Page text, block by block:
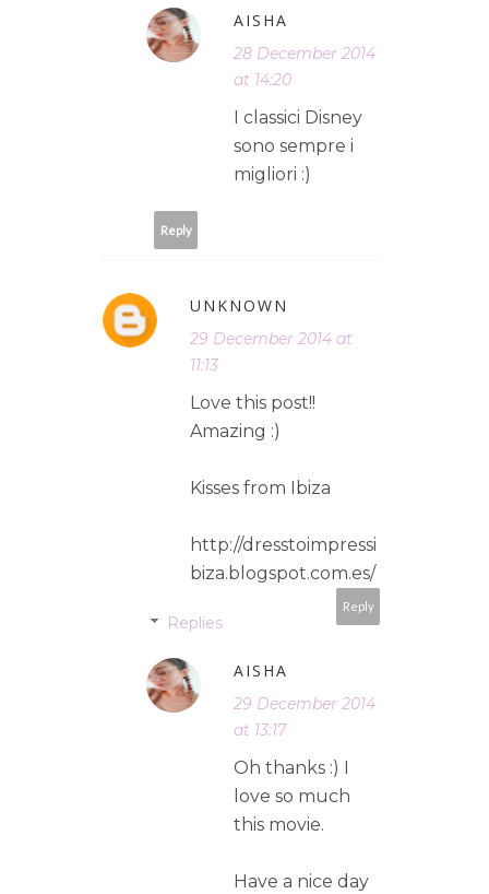
AISHA
28 December 2014
at 14:20
I classici Disney
sono sempre i
migliori :)
Reply
UNKNOWN
29 December 2014 at
11:13
Love this post!!
Amazing :)
Kisses from Ibiza
http://dresstoimpressi
biza.blogspot.com.es/
Reply
Replies
AISHA
29 December 2014
at 13:17
Oh thanks :) I
love so much
this movie.
Have a nice day